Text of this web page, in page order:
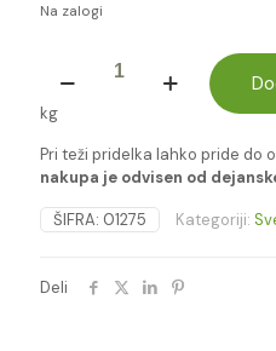
Na zalogi
lokalno
količina
kg
Pri teži pridelka lahko pride do
nakupa je odvisen od
ŠIFRA: 01275 Kategoriji:
Deli